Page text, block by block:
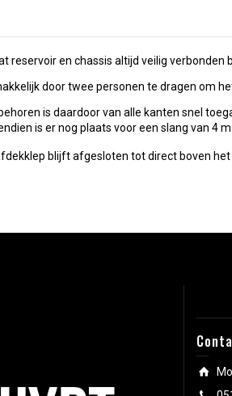
reservoir en chassis altijd veilig verbonden
door twee personen te dragen om
is daardoor van alle kanten snel
is er nog plaats voor een slang van 4
blijft afgesloten tot direct boven